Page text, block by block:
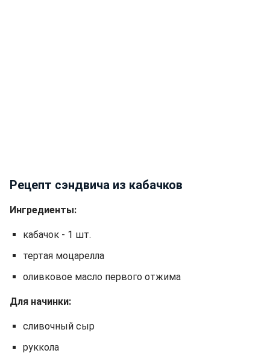
Рецепт сэндвича из кабачков
Ингредиенты:
кабачок - 1 шт.
тертая моцарелла
оливковое масло первого отжима
Для начинки:
сливочный сыр
руккола